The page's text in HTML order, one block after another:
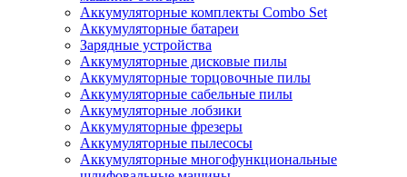
Аккумуляторные комплекты Combo Set
Аккумуляторные батареи
Зарядные устройства
Аккумуляторные дисковые пилы
Аккумуляторные торцовочные пилы
Аккумуляторные сабельные пилы
Аккумуляторные лобзики
Аккумуляторные фрезеры
Аккумуляторные пылесосы
Аккумуляторные многофункциональные